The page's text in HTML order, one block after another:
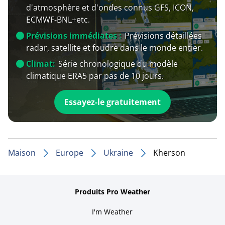
d'atmosphère et d'ondes connus GFS, ICON,
ECMWF-BNL+etc.
Prévisions immédiates : Prévisions détaillées
radar, satellite et foudre dans le monde entier.
Climat: Série chronologique du modèle
climatique ERA5 par pas de 10 jours.
Essayez-le gratuitement
Maison Europe Ukraine Kherson
Produits Pro Weather
I'm Weather